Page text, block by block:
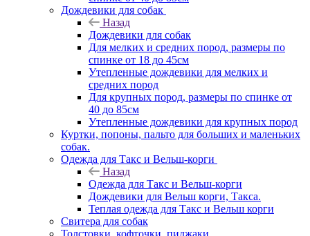
Дождевики для собак
Назад
Дождевики для собак
Для мелких и средних пород, размеры по
спинке от 18 до 45см
Утепленные дождевики для мелких и
средних пород
Для крупных пород, размеры по спинке от
40 до 85см
Утепленные дождевики для крупных пород
Куртки, попоны, пальто для больших и маленьких
собак.
Одежда для Такс и Вельш-корги
Назад
Одежда для Такс и Вельш-корги
Дождевики для Вельш корги, Такса.
Теплая одежда для Такс и Вельш корги
Свитера для собак
Толстовки, кофточки, пиджаки